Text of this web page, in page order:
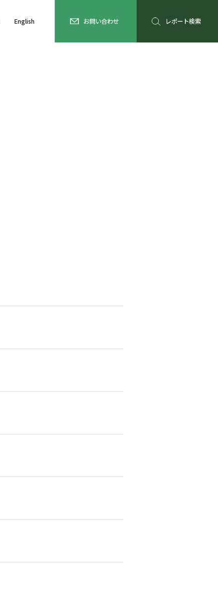
English お問い合わせ レポート検索